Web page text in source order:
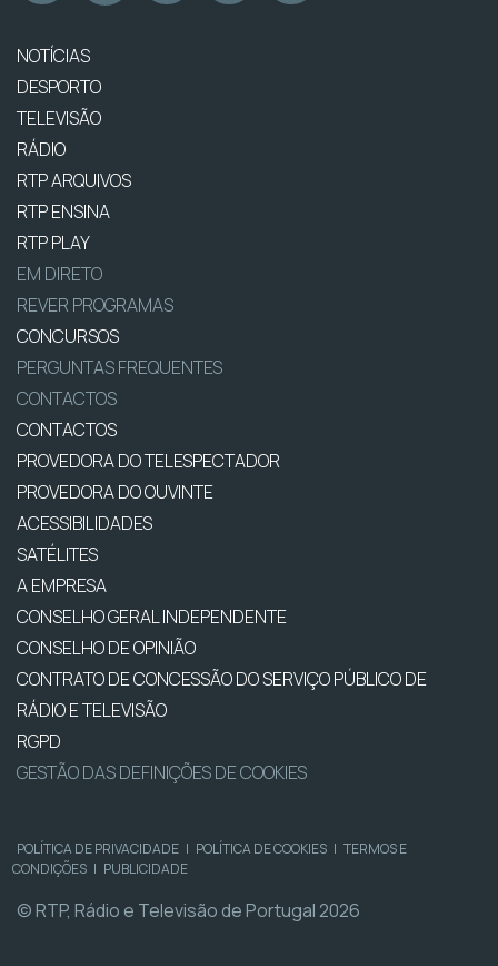
NOTÍCIAS
DESPORTO
TELEVISÃO
RÁDIO
RTP ARQUIVOS
RTP ENSINA
RTP PLAY
EM DIRETO
REVER PROGRAMAS
CONCURSOS
PERGUNTAS FREQUENTES
CONTACTOS
CONTACTOS
PROVEDORA DO TELESPECTADOR
PROVEDORA DO OUVINTE
ACESSIBILIDADES
SATÉLITES
A EMPRESA
CONSELHO GERAL INDEPENDENTE
CONSELHO DE OPINIÃO
CONTRATO DE CONCESSÃO DO SERVIÇO PÚBLICO DE
RÁDIO E TELEVISÃO
RGPD
GESTÃO DAS DEFINIÇÕES DE COOKIES
POLÍTICA DE PRIVACIDADE | POLÍTICA DE COOKIES | TERMOS E
CONDIÇÕES | PUBLICIDADE
© RTP, Rádio e Televisão de Portugal 2026